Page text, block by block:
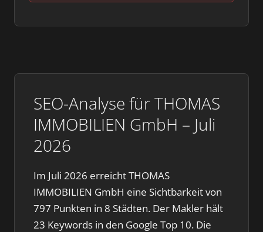
SEO-Analyse für THOMAS
IMMOBILIEN GmbH – Juli
2026
Im Juli 2026 erreicht THOMAS
IMMOBILIEN GmbH eine Sichtbarkeit von
797 Punkten in 8 Städten. Der Makler hält
23 Keywords in den Google Top 10. Die